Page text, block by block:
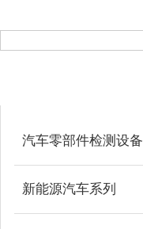
汽车零部件检测设备
新能源汽车系列